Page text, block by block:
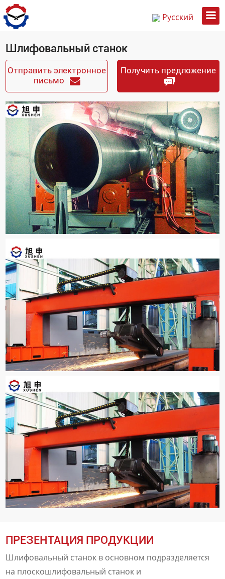
Русский
Шлифовальный станок
Отправить электронное
письмо
Получить предложение
ПРЕЗЕНТАЦИЯ ПРОДУКЦИИ
Шлифовальный станок в основном подразделяется
на плоскошлифовальный станок и